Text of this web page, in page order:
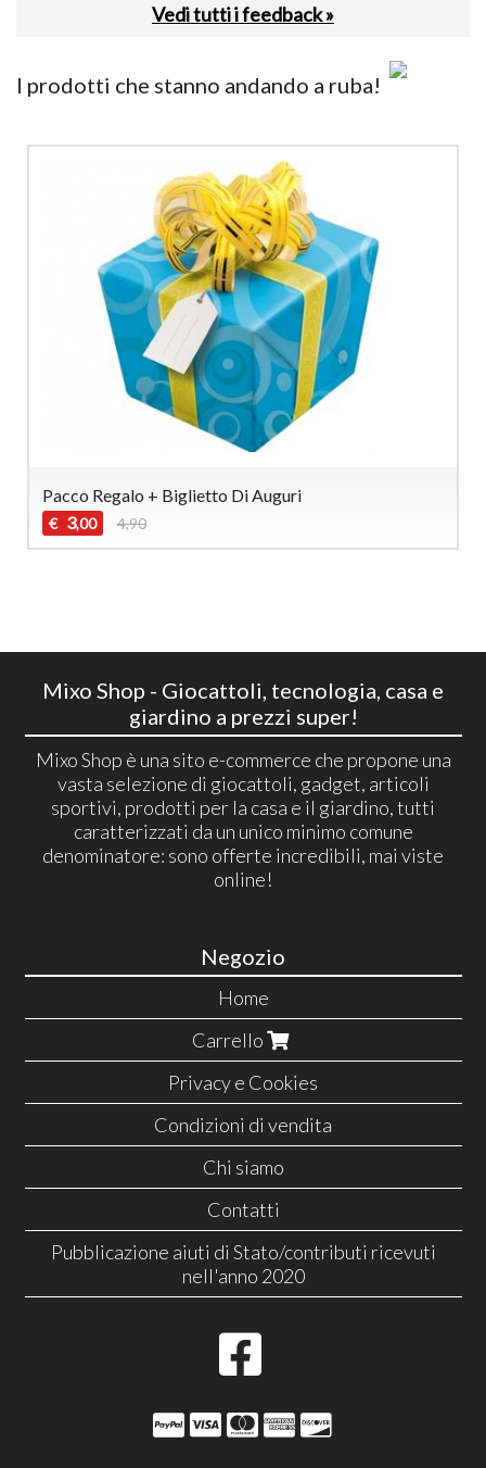
Vedi tutti i feedback »
I prodotti che stanno andando a ruba!
Pacco Regalo + Biglietto Di Auguri
€ 3,00 4,90
Mixo Shop - Giocattoli, tecnologia, casa e
giardino a prezzi super!
Mixo Shop è una sito e-commerce che propone una
vasta selezione di giocattoli, gadget, articoli
sportivi, prodotti per la casa e il giardino, tutti
caratterizzati da un unico minimo comune
denominatore: sono offerte incredibili, mai viste
online!
Negozio
Home
Carrello
Privacy e Cookies
Condizioni di vendita
Chi siamo
Contatti
Pubblicazione aiuti di Stato/contributi ricevuti
nell'anno 2020